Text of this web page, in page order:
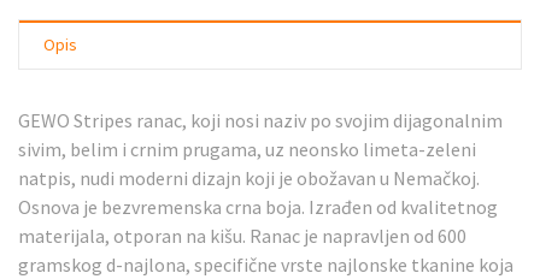
Opis
GEWO Stripes ranac, koji nosi naziv po svojim dijagonalnim
sivim, belim i crnim prugama, uz neonsko limeta-zeleni
natpis, nudi moderni dizajn koji je obožavan u Nemačkoj.
Osnova je bezvremenska crna boja. Izrađen od kvalitetnog
materijala, otporan na kišu. Ranac je napravljen od 600
gramskog d-najlona, specifične vrste najlonske tkanine koja